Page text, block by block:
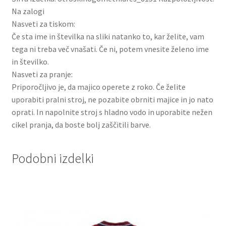
Na zalogi
Nasveti za tiskom:
Če sta ime in številka na sliki natanko to, kar želite, vam
tega ni treba več vnašati. Če ni, potem vnesite želeno ime
in številko.
Nasveti za pranje:
Priporočljivo je, da majico operete z roko. Če želite
uporabiti pralni stroj, ne pozabite obrniti majice in jo nato
oprati. In napolnite stroj s hladno vodo in uporabite nežen
cikel pranja, da boste bolj zaščitili barve.
Podobni izdelki